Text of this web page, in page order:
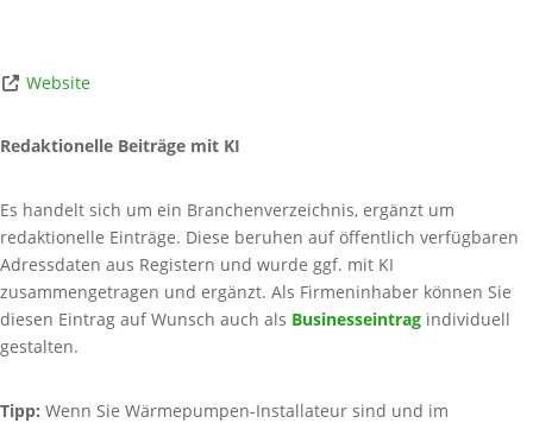
Website
Redaktionelle Beiträge mit KI
Es handelt sich um ein Branchenverzeichnis, ergänzt um
redaktionelle Einträge. Diese beruhen auf öffentlich verfügbaren
Adressdaten aus Registern und wurde ggf. mit KI
zusammengetragen und ergänzt. Als Firmeninhaber können Sie
diesen Eintrag auf Wunsch auch als Businesseintrag individuell
gestalten.
Tipp: Wenn Sie Wärmepumpen-Installateur sind und im